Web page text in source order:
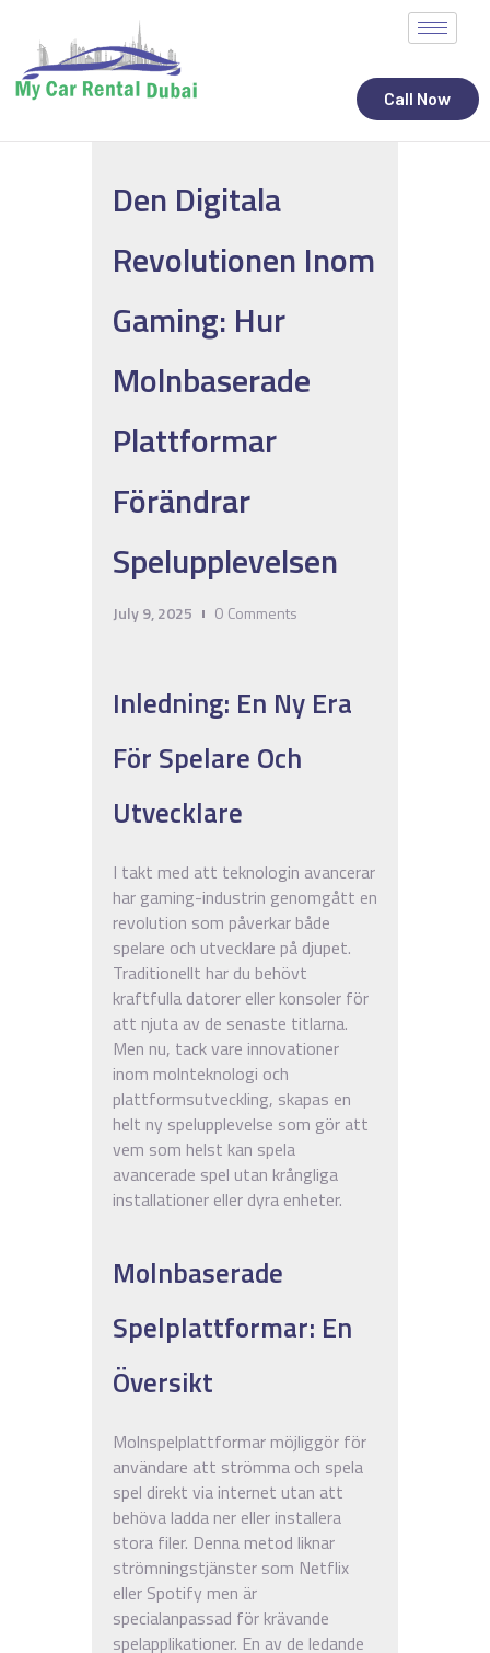
Call Now
ALL STATES
CAR RENTAL SERVICES
TOP BRANDS
CONTACT
Den Digitala
Revolutionen Inom
Gaming: Hur
Molnbaserade
Plattformar
Förändrar
Spelupplevelsen
July 9, 2025 0 Comments
Inledning: En Ny Era
För Spelare Och
Utvecklare
I takt med att teknologin avancerar
har gaming-industrin genomgått en
revolution som påverkar både
spelare och utvecklare på djupet.
Traditionellt har du behövt
kraftfulla datorer eller konsoler för
att njuta av de senaste titlarna.
Men nu, tack vare innovationer
inom molnteknologi och
plattformsutveckling, skapas en
helt ny spelupplevelse som gör att
vem som helst kan spela
avancerade spel utan krångliga
installationer eller dyra enheter.
Molnbaserade
Spelplattformar: En
Översikt
Molnspelplattformar möjliggör för
användare att strömma och spela
spel direkt via internet utan att
behöva ladda ner eller installera
stora filer. Denna metod liknar
strömningstjänster som Netflix
eller Spotify men är
specialanpassad för krävande
spelapplikationer. En av de ledande